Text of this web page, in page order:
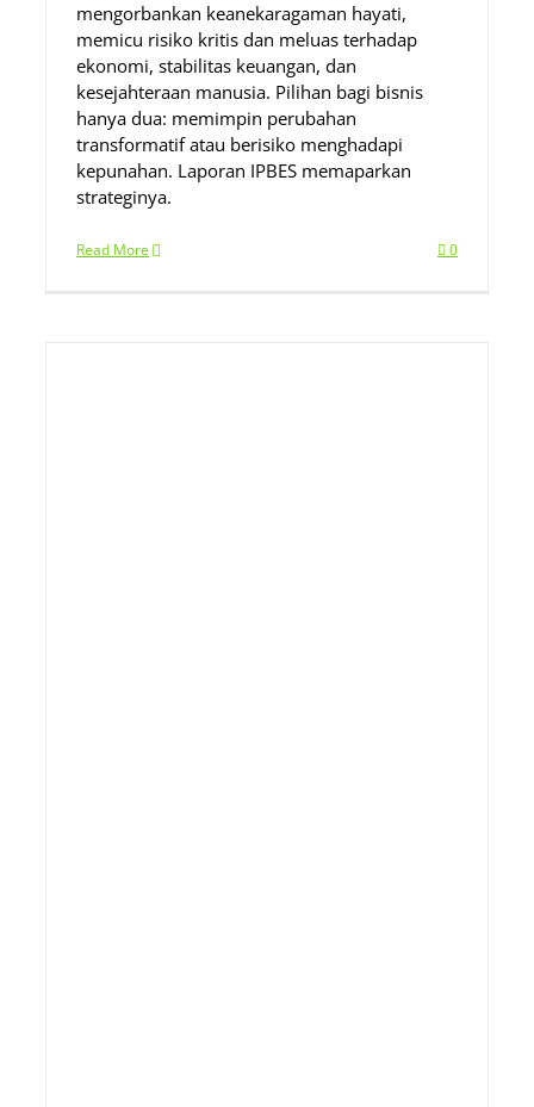
mengorbankan keanekaragaman hayati,
memicu risiko kritis dan meluas terhadap
ekonomi, stabilitas keuangan, dan
kesejahteraan manusia. Pilihan bagi bisnis
hanya dua: memimpin perubahan
transformatif atau berisiko menghadapi
kepunahan. Laporan IPBES memaparkan
strateginya.
Read More 0